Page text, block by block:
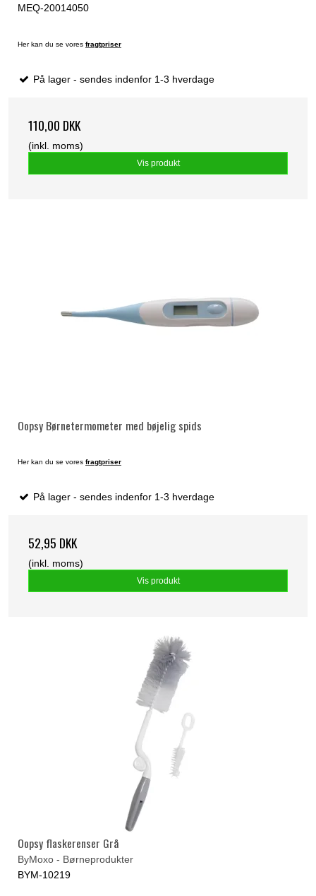
MEQ-20014050
Her kan du se vores fragtpriser
På lager - sendes indenfor 1-3 hverdage
110,00 DKK
(inkl. moms)
Vis produkt
Oopsy Børnetermometer med bøjelig spids
Her kan du se vores fragtpriser
På lager - sendes indenfor 1-3 hverdage
52,95 DKK
(inkl. moms)
Vis produkt
Oopsy flaskerenser Grå
ByMoxo - Børneprodukter
BYM-10219